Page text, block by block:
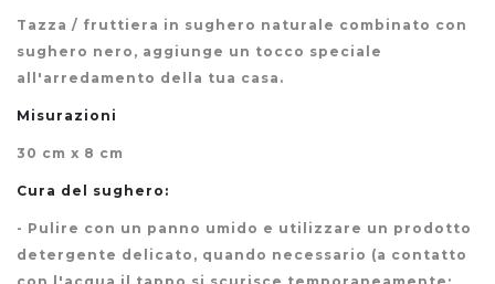
Tazza / fruttiera in sughero naturale combinato con
sughero nero, aggiunge un tocco speciale
all'arredamento della tua casa.
Misurazioni
30 cm x 8 cm
Cura del sughero:
- Pulire con un panno umido e utilizzare un prodotto
detergente delicato, quando necessario (a contatto